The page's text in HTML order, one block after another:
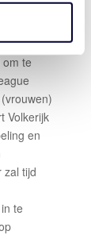
te
Volkerijk
en
zal tijd
te